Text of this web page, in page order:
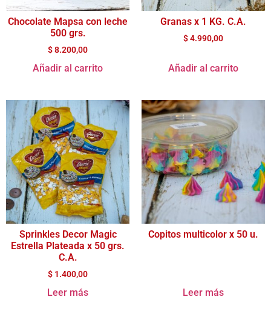
Chocolate Mapsa con leche
500 grs.
$8.200,00
Añadir al carrito
Granas x 1 KG. C.A.
$4.990,00
Añadir al carrito
Sprinkles Decor Magic
Estrella Plateada x 50 grs.
C.A.
$ 1.400,00
Leer más
Copitos multicolor x 50 u.
Leer más